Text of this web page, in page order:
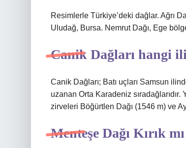
Resimlerle Türkiye’deki dağlar. Ağrı
Uludağ, Bursa. Nemrut Dağı, Ege
Canik Dağları hangi
Canik Dağları; Batı uçları Samsun
uzanan Orta Karadeniz
zirveleri Böğürtlen Dağı (1546 m) ve
Menteşe Dağı Kırık